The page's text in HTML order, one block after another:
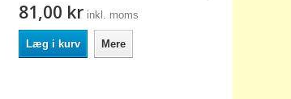
81,00 kr inkl. moms
Læg i kurv Mere